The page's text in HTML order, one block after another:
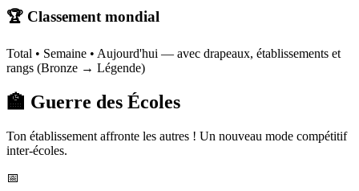
🏆 Classement mondial
Total • Semaine • Aujourd'hui — avec drapeaux, établissements et
rangs (Bronze → Légende)
🏫 Guerre des Écoles
Ton établissement affronte les autres ! Un nouveau mode compétitif
inter-écoles.
📅